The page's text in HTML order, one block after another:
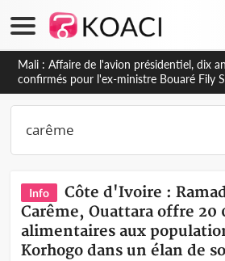
Nigeria : Le Togo et le Cameroun
produits de la raffinerie Dangote en juillet
Info
Côte d'Ivoire :
Carême, Ouattara offre 20
alimentaires aux
Korhogo dans un élan de